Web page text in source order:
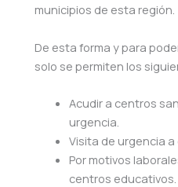
municipios de esta región.
De esta forma y para
solo se permiten los
Acudir a centros
urgencia.
Visita de urgencia
Por motivos
centros educativos.